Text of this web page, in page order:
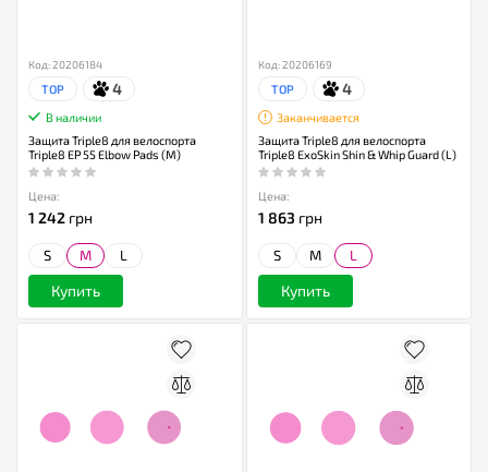
Код: 20206184
TOP 4
В наличии
Защита Triple8 для велоспорта
Triple8 EP 55 Elbow Pads (M)
Цена:
1 242 грн
S M L
Купить
Код: 20206169
TOP 4
Заканчивается
Защита Triple8 для велоспорта
Triple8 ExoSkin Shin & Whip Guard (L)
Цена:
1 863 грн
S M L
Купить